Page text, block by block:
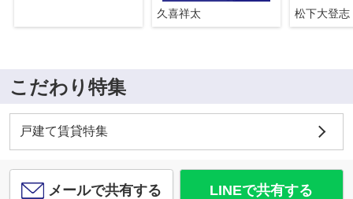
久喜祥太 松下大登志
こだわり特集
戸建て賃貸特集
メールで共有する LINEで共有する